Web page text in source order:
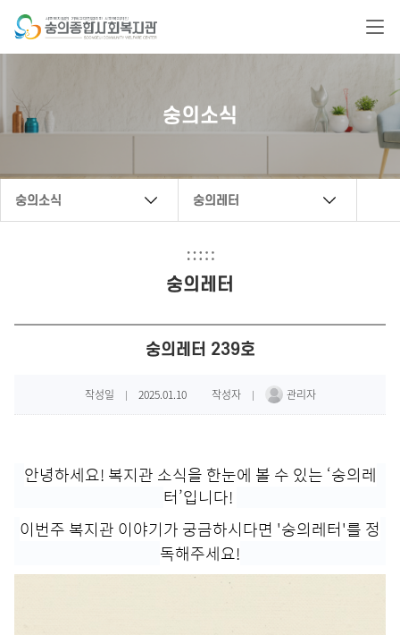
032-888-6222
업 수강안내
환불안내
후원안내
숭의소식
숭의소식 숭의레터
숭의레터
숭의레터 239호
작성일 | 2025.01.10 작성자 | 관리자
안녕하세요! 복지관 소식을 한눈에 볼 수 있는 ‘숭의레
터’입니다!
이번주 복지관 이야기가 궁금하시다면 '숭의레터'를 정
독해주세요!